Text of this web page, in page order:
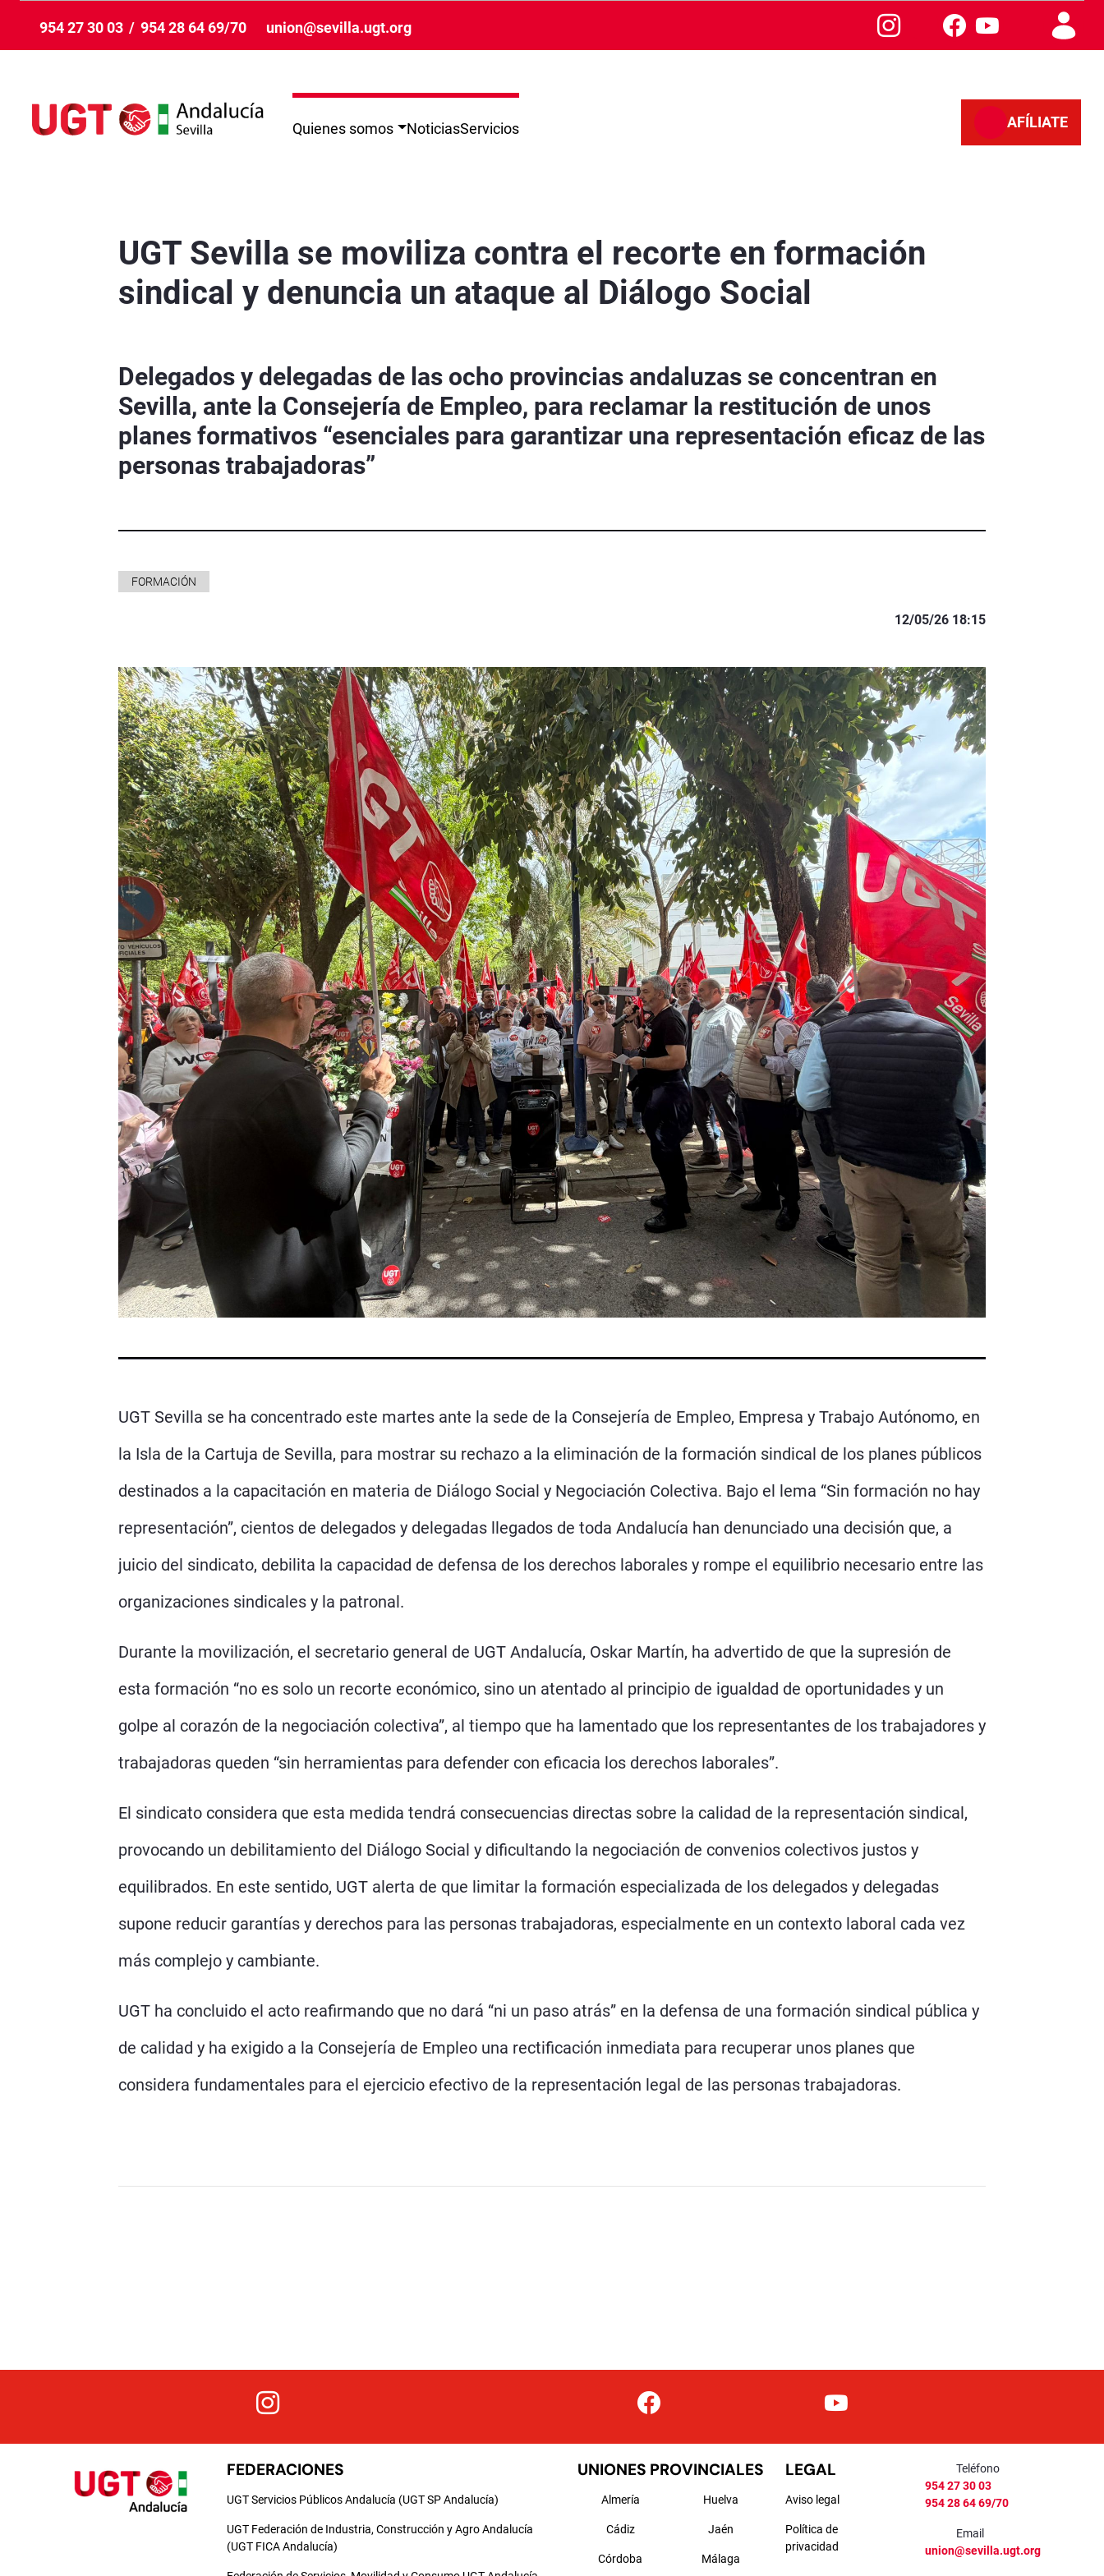
954 27 30 03 / 954 28 64 69/70 union@sevilla.ugt.org
Quienes somos NoticiasServicios AFÍLIATE
UGT Sevilla se moviliza contra el recorte en formación
sindical y denuncia un ataque al Diálogo Social
Delegados y delegadas de las ocho provincias andaluzas se concentran en
Sevilla, ante la Consejería de Empleo, para reclamar la restitución de unos
planes formativos “esenciales para garantizar una representación eficaz de las
personas trabajadoras”
FORMACIÓN
12/05/26 18:15
UGT Sevilla se ha concentrado este martes ante la sede de la Consejería de Empleo, Empresa y Trabajo Autónomo, en
la Isla de la Cartuja de Sevilla, para mostrar su rechazo a la eliminación de la formación sindical de los planes públicos
destinados a la capacitación en materia de Diálogo Social y Negociación Colectiva. Bajo el lema “Sin formación no hay
representación”, cientos de delegados y delegadas llegados de toda Andalucía han denunciado una decisión que, a
juicio del sindicato, debilita la capacidad de defensa de los derechos laborales y rompe el equilibrio necesario entre las
organizaciones sindicales y la patronal.
Durante la movilización, el secretario general de UGT Andalucía, Oskar Martín, ha advertido de que la supresión de
esta formación “no es solo un recorte económico, sino un atentado al principio de igualdad de oportunidades y un
golpe al corazón de la negociación colectiva”, al tiempo que ha lamentado que los representantes de los trabajadores y
trabajadoras queden “sin herramientas para defender con eficacia los derechos laborales”.
El sindicato considera que esta medida tendrá consecuencias directas sobre la calidad de la representación sindical,
provocando un debilitamiento del Diálogo Social y dificultando la negociación de convenios colectivos justos y
equilibrados. En este sentido, UGT alerta de que limitar la formación especializada de los delegados y delegadas
supone reducir garantías y derechos para las personas trabajadoras, especialmente en un contexto laboral cada vez
más complejo y cambiante.
UGT ha concluido el acto reafirmando que no dará “ni un paso atrás” en la defensa de una formación sindical pública y
de calidad y ha exigido a la Consejería de Empleo una rectificación inmediata para recuperar unos planes que
considera fundamentales para el ejercicio efectivo de la representación legal de las personas trabajadoras.
FEDERACIONES
UGT Servicios Públicos Andalucía (UGT SP Andalucía)
UGT Federación de Industria, Construcción y Agro Andalucía
(UGT FICA Andalucía)
UNIONES PROVINCIALES
Almería
Cádiz
Córdoba
Huelva
Jaén
Málaga
LEGAL
Aviso legal
Política de
privacidad
Teléfono
954 27 30 03
954 28 64 69/70
Email
union@sevilla.ugt.org